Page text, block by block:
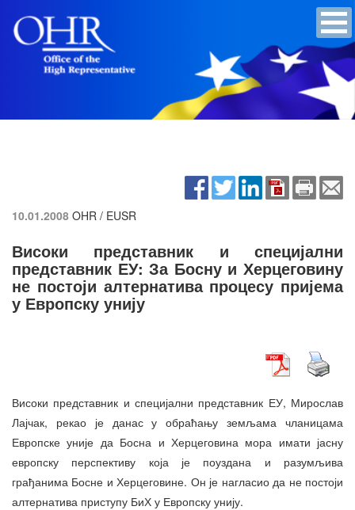
10.01.2008 OHR / EUSR
Високи представник и специјални
представник ЕУ: За Босну и Херцеговину
не постоји алтернатива процесу пријема
у Европску унију
Високи представник и специјални представник ЕУ, Мирослав
Лајчак, рекао је данас у обраћању земљама чланицама
Европске уније да Босна и Херцеговина мора имати јасну
европску перспективу која је поуздана и разумљива
грађанима Босне и Херцеговине. Он је нагласио да не постоји
алтернатива приступу БиХ у Европску унију.